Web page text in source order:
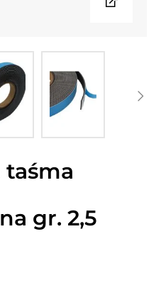
taśma
gr. 2,5